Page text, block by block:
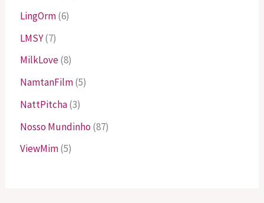
LingOrm(6)
LMSY(7)
MilkLove(8)
NamtanFilm(5)
NattPitcha(3)
Nosso Mundinho (87)
ViewMim(5)